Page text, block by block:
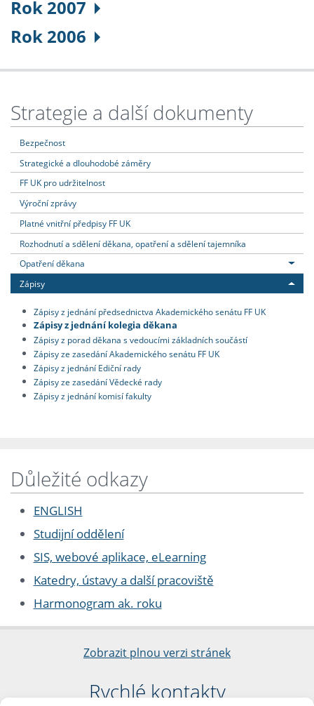
Rok 2007
Rok 2006
Strategie a další dokumenty
Bezpečnost
Strategické a dlouhodobé záměry
FF UK pro udržitelnost
Výroční zprávy
Platné vnitřní předpisy FF UK
Rozhodnutí a sdělení děkana, opatření a sdělení tajemníka
Opatření děkana
Zápisy
Zápisy z jednání předsednictva Akademického senátu FF UK
Zápisy z jednání kolegia děkana
Zápisy z porad děkana s vedoucími základních součástí
Zápisy ze zasedání Akademického senátu FF UK
Zápisy z jednání Ediční rady
Zápisy ze zasedání Vědecké rady
Zápisy z jednání komisí fakulty
Důležité odkazy
ENGLISH
Studijní oddělení
SIS, webové aplikace, eLearning
Katedry, ústavy a další pracoviště
Harmonogram ak. roku
Zobrazit plnou verzi stránek
Rychlé kontakty